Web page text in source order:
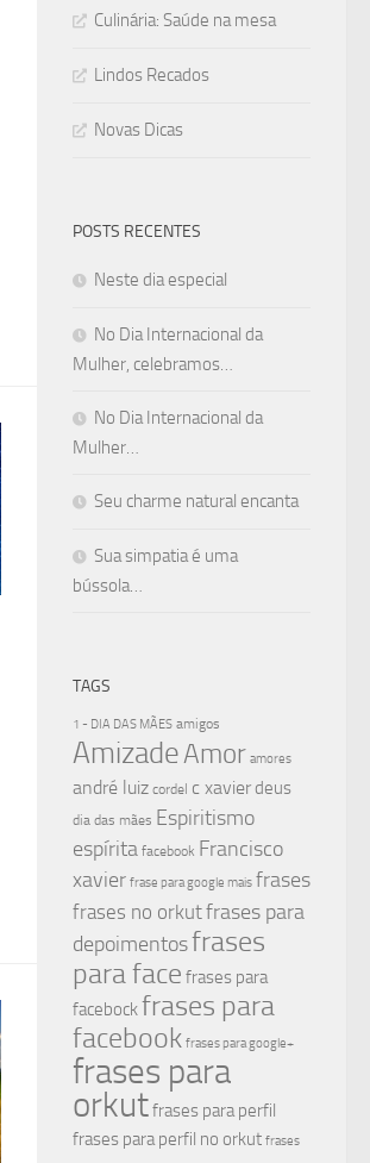
Culinária: Saúde na mesa
Lindos Recados
Novas Dicas
POSTS RECENTES
Neste dia especial
No Dia Internacional da
Mulher, celebramos…
No Dia Internacional da
Mulher…
Seu charme natural encanta
Sua simpatia é uma
bússola…
TAGS
1 - DIA DAS MÃES amigos
AmizadeAmor amores
andré luiz cordel c xavier deus
dia das mães Espiritismo
espírita facebook Francisco
xavier frase para google mais frases
frases no orkutfrases para
depoimentosfrases
para face frases para
facebockfrases para
facebook frases para google+
frases para
orkutfrases para perfil
frases para perfil no orkut frases